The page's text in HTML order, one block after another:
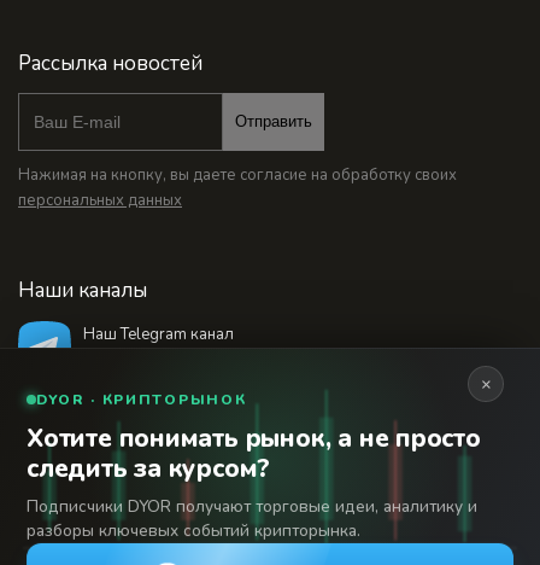
Рассылка новостей
Отправить
Нажимая на кнопку, вы даете согласие на обработку своих
персональных данных
Наши каналы
Наш Telegram канал
18+
© 2026 Финансовый интернет-портал «Банки
Сегодня». Используя сайт BanksToday.net вы
Сетевое издание «Банки Сегодня» зарегистрировано
Федеральной службой по надзору в сфере связи,
×
DYOR · КРИПТОРЫНОК
Хотите понимать рынок, а не просто
следить за курсом?
Подписчики DYOR получают торговые идеи, аналитику и
разборы ключевых событий крипторынка.